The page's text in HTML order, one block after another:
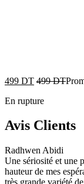
499 DT 499DT
En rupture
Avis Clients
Radhwen Abidi
Une sériosité et une
hauteur de mes